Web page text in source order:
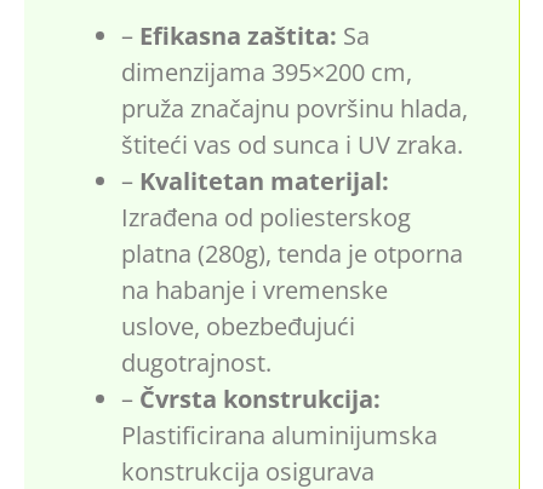
– Efikasna zaštita: Sa
dimenzijama 395×200 cm,
pruža značajnu površinu hlada,
štiteći vas od sunca i UV zraka.
– Kvalitetan materijal:
Izrađena od poliesterskog
platna (280g), tenda je otporna
na habanje i vremenske
uslove, obezbeđujući
dugotrajnost.
– Čvrsta konstrukcija:
Plastificirana aluminijumska
konstrukcija osigurava